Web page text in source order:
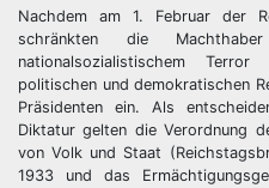
Nachdem am 1. Februar der
schränkten die
nationalsozialistischem
politischen und demokratischen
Präsidenten ein. Als
Diktatur gelten die Verordnung
von Volk und Staat
1933 und das